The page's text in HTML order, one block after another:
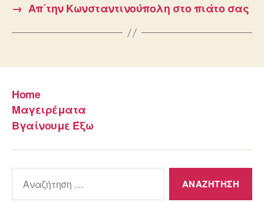
→ Απ΄την Κωνσταντινούπολη στο πιάτο σας
Home
Μαγειρέματα
Βγαίνουμε Έξω
για: